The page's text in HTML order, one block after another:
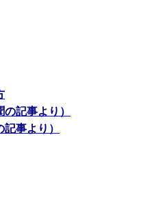
記事より）
事より）